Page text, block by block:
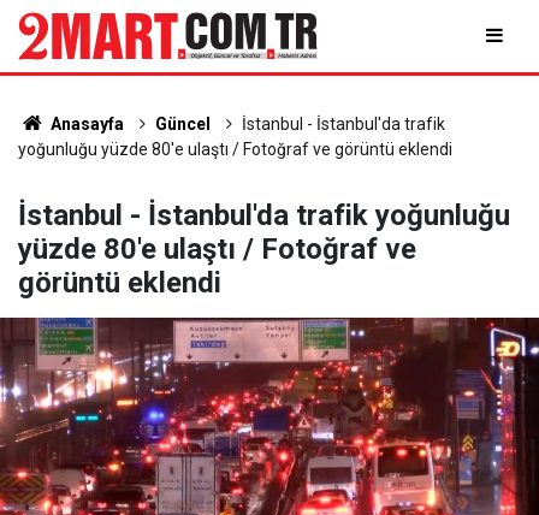
Anasayfa Güncel
İstanbul - İstanbul'da trafik
yoğunluğu yüzde 80'e ulaştı / Fotoğraf ve görüntü eklendi
İstanbul - İstanbul'da trafik yoğunluğu
yüzde 80'e ulaştı / Fotoğraf ve
görüntü eklendi